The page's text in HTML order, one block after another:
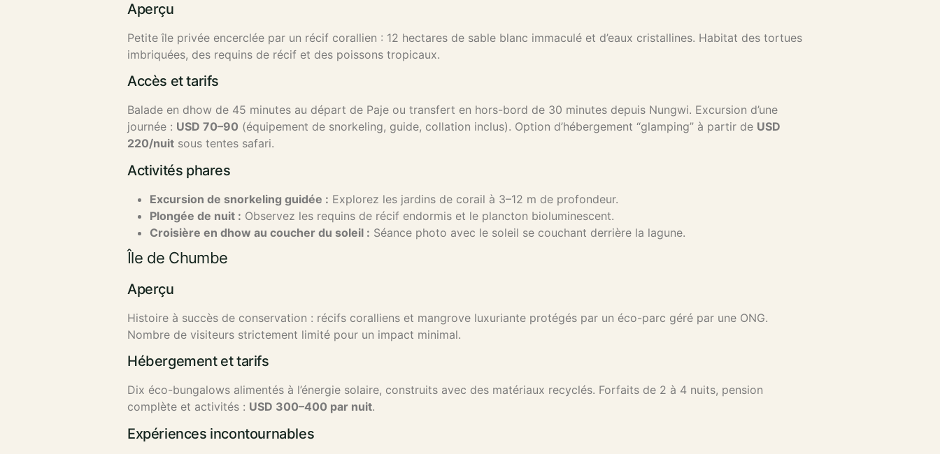
Aperçu
Petite île privée encerclée par un récif corallien : 12 hectares de sable blanc immaculé et d’eaux cristallines. Habitat des tortues
imbriquées, des requins de récif et des poissons tropicaux.
Accès et tarifs
Balade en dhow de 45 minutes au départ de Paje ou transfert en hors-bord de 30 minutes depuis Nungwi. Excursion d’une
journée : USD 70–90 (équipement de snorkeling, guide, collation inclus). Option d’hébergement “glamping” à partir de USD
220/nuit sous tentes safari.
Activités phares
Excursion de snorkeling guidée : Explorez les jardins de corail à 3–12 m de profondeur.
Plongée de nuit : Observez les requins de récif endormis et le plancton bioluminescent.
Croisière en dhow au coucher du soleil : Séance photo avec le soleil se couchant derrière la lagune.
Île de Chumbe
Aperçu
Histoire à succès de conservation : récifs coralliens et mangrove luxuriante protégés par un éco-parc géré par une ONG.
Nombre de visiteurs strictement limité pour un impact minimal.
Hébergement et tarifs
Dix éco-bungalows alimentés à l’énergie solaire, construits avec des matériaux recyclés. Forfaits de 2 à 4 nuits, pension
complète et activités : USD 300–400 par nuit.
Expériences incontournables